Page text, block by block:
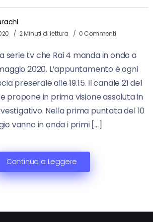
2 Minuti di lettura 0 Commenti
serie tv che Rai 4 manda in onda a
2020. L’appuntamento è ogni
preserale alle 19.15. Il canale 21 del
propone in prima visione assoluta in
Nella prima puntata del 10
vanno in onda i primi […]
Continua a Leggere